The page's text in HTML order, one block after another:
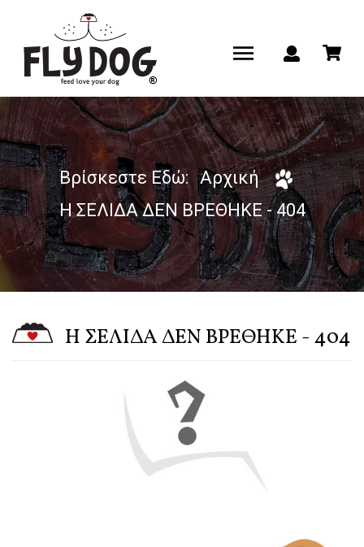
Βρίσκεστε Εδώ: Αρχική
Η ΣΕΛΙΔΑ ΔΕΝ ΒΡΕΘΗΚΕ - 404
Η ΣΕΛΙΔΑ ΔΕΝ ΒΡΕΘΗΚΕ - 404